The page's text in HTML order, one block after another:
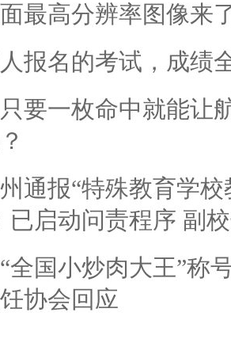
最高分辨率图像来
报名的考试，成绩
要一枚命中就能让
通报“特殊教育学
已启动问责程序 副
全国小炒肉大王”称
协会回应